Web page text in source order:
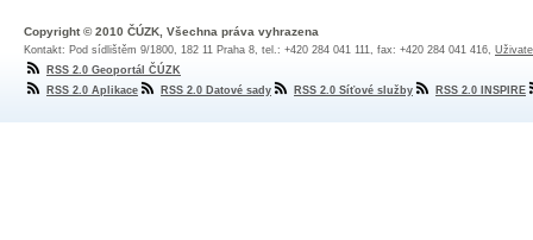
Copyright © 2010 ČÚZK, Všechna práva vyhrazena
Kontakt: Pod sídlištěm 9/1800, 182 11 Praha 8, tel.: +420 284 041 111, fax: +420 284 041 416,
RSS 2.0 Geoportál ČÚZK
RSS 2.0 Aplikace
RSS 2.0 Datové sady RSS 2.0 Síťové služby RSS 2.0 INSPIRE